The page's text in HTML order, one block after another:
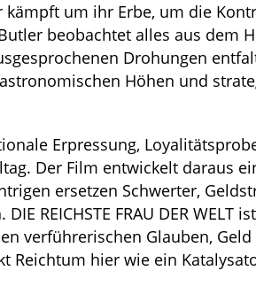
um ihr Erbe, um die
beobachtet alles aus dem
Drohungen
Höhen und
Erpressung,
Der Film entwickelt daraus
ersetzen Schwerter,
REICHSTE FRAU DER WELT
verführerischen Glauben,
Reichtum hier wie ein